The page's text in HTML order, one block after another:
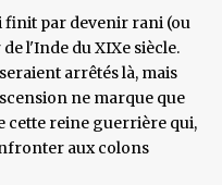
par devenir rani (ou
l'Inde du XIXe siècle.
arrêtés là, mais
ne marque que
cette reine guerrière qui,
aux colons